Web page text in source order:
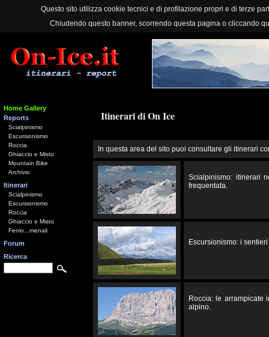
Questo sito utilizza cookie tecnici e di profilazione propri e di terze
Chiudendo questo banner, scorrendo questa pagina o cliccando
Home Gallery
Reports
Scialpinismo
Escursionismo
Roccia
Ghiaccio e Misto
Mountain Bike
Archivio
Itinerari
Scialpinismo
Escursionismo
Roccia
Ghiaccio e Misto
Fenio...menali
Forum
Ricerca
Itinerari di On Ice
In questa area del sito puoi consultare gli itinerari
Scialpinismo: itinerari
frequentata.
Escursionismo: i
Roccia: le arrampicate
alpino.